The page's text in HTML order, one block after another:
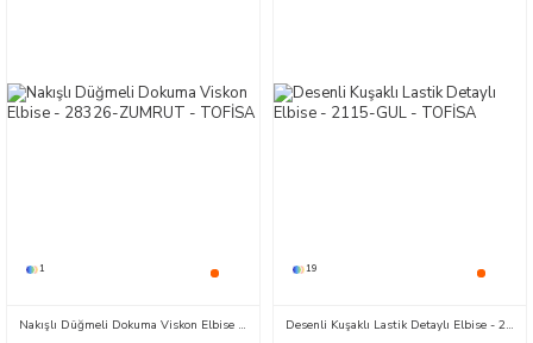
1
Nakışlı Düğmeli Dokuma Viskon Elbise - 28326-ZUMRUT
19
Desenli Kuşaklı Lastik Detaylı Elbise - 2115-GUL